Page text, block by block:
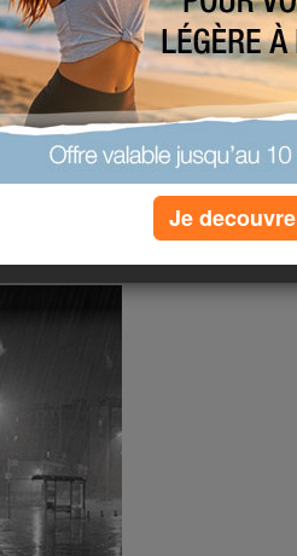
Je decouvre